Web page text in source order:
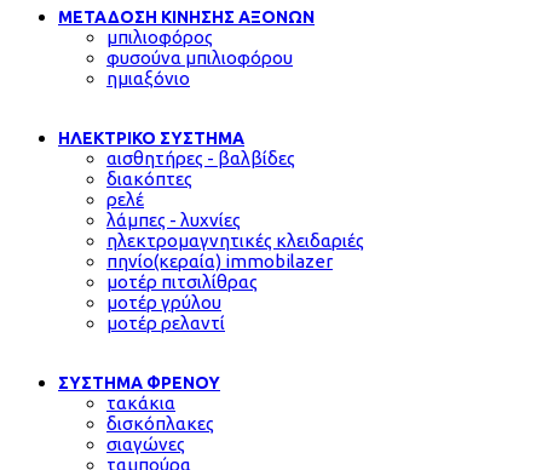
ΜΕΤΑΔΟΣΗ ΚΙΝΗΣΗΣ ΑΞΟΝΩΝ
μπιλιοφόρος
φυσούνα μπιλιοφόρου
ημιαξόνιο
ΗΛΕΚΤΡΙΚΟ ΣΥΣΤΗΜΑ
αισθητήρες - βαλβίδες
διακόπτες
ρελέ
λάμπες - λυχνίες
ηλεκτρομαγνητικές κλειδαριές
πηνίο(κεραία) immobilazer
μοτέρ πιτσιλίθρας
μοτέρ γρύλου
μοτέρ ρελαντί
ΣΥΣΤΗΜΑ ΦΡΕΝΟΥ
τακάκια
δισκόπλακες
σιαγώνες
ταμπούρα